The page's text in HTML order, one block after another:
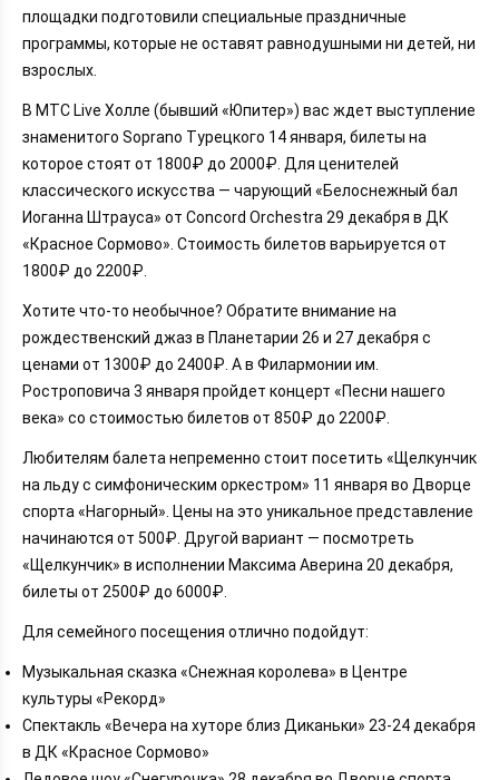
площадки подготовили специальные праздничные
программы, которые не оставят равнодушными ни детей, ни
взрослых.
В МТС Live Холле (бывший «Юпитер») вас ждет выступление
знаменитого Soprano Турецкого 14 января, билеты на
которое стоят от 1800₽ до 2000₽. Для ценителей
классического искусства — чарующий «Белоснежный бал
Иоганна Штрауса» от Concord Orchestra 29 декабря в ДК
«Красное Сормово». Стоимость билетов варьируется от
1800₽ до 2200₽.
Хотите что-то необычное? Обратите внимание на
рождественский джаз в Планетарии 26 и 27 декабря с
ценами от 1300₽ до 2400₽. А в Филармонии им.
Ростроповича 3 января пройдет концерт «Песни нашего
века» со стоимостью билетов от 850₽ до 2200₽.
Любителям балета непременно стоит посетить «Щелкунчик
на льду с симфоническим оркестром» 11 января во Дворце
спорта «Нагорный». Цены на это уникальное представление
начинаются от 500₽. Другой вариант — посмотреть
«Щелкунчик» в исполнении Максима Аверина 20 декабря,
билеты от 2500₽ до 6000₽.
Для семейного посещения отлично подойдут:
Музыкальная сказка «Снежная королева» в Центре
культуры «Рекорд»
Спектакль «Вечера на хуторе близ Диканьки» 23-24 декабря
в ДК «Красное Сормово»